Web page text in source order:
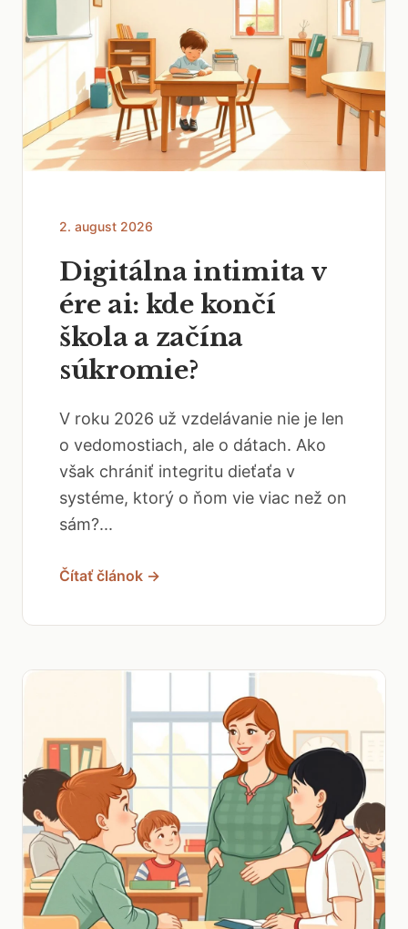
2. august 2026
Digitálna intimita v
ére ai: kde končí
škola a začína
súkromie?
V roku 2026 už vzdelávanie nie je len
o vedomostiach, ale o dátach. Ako
však chrániť integritu dieťaťa v
systéme, ktorý o ňom vie viac než on
sám?...
Čítať článok →